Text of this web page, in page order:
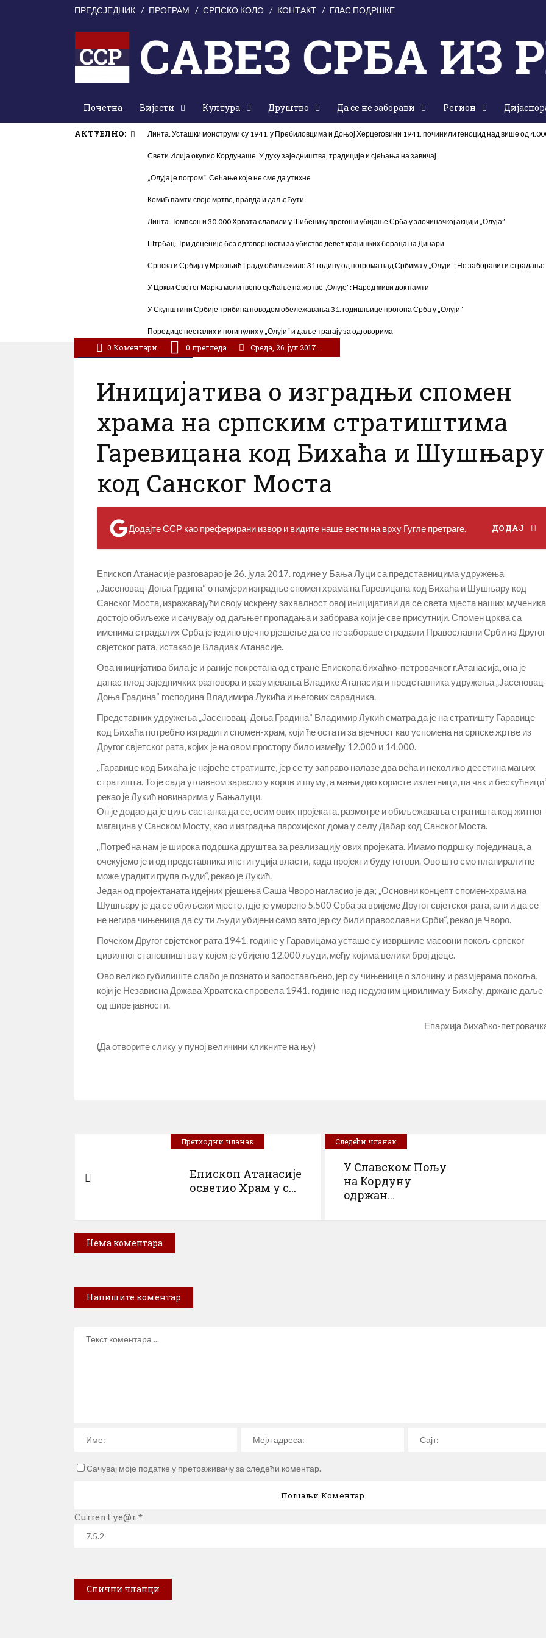
ПРЕДСЈЕДНИК ПРОГРАМ СРПСКО КОЛО КОНТАКТ ГЛАС ПОДРШКЕ
Почетна Вијести Култура Друштво Да се не заборави Регион
АКТУЕЛНО: Линта: Усташки монструми су 1941. у Пребиловцима и Доњој Херцеговини 1941. починили геноцид над више од
Свети Илија окупио Кордунаше: У духу заједништва, традиције и сјећања на завичај
„Олуја је погром“: Сећање које не сме да утихне
Комић памти своје мртве, правда и даље ћути
Линта: Томпсон и 30.000 Хрвата славили у Шибенику прогон и убијање Срба у злочиначкој акцији „Олуја”
Штрбац: Три деценије без одговорности за убиство девет крајишких бораца на Динари
Српска и Србија у Мркоњић Граду обиљежиле 31 годину од погрома над Србима у „Олуји“; Не заборавити страдање
У Цркви Светог Марка молитвено сјећање на жртве „Олује“: Народ живи док памти
У Скупштини Србије трибина поводом обележавања 31. годишњице прогона Срба у „Олуји“
Породице несталих и погинулих у „Олуји“ и даље трагају за одговорима
Регион /Република Српска
0 Коментари 0 прегледа Cреда, 26. јул 2017.
Иницијатива о изградњи спомен
храма на српским стратиштима
Гаревицана код Бихаћа и Шушњару
код Санског Моста
Додајте ССР као преферирани извор и видите наше вести на врху Гугле претраге. ДОДАЈ
Епископ Атанасије разговарао је 26. јула 2017. године у Бања Луци са представницима удружења
„Јасеновац-Доња Грдина“ о намјери изградње спомен храма на Гаревицана код Бихаћа и Шушњару код
Санског Моста, изражавајући своју искрену захвалност овој иницијативи да се света мјеста наших мученика
достојо обиљеже и сачувају од даљњег пропадања и заборава који је све присутнији. Спомен црква са
именима страдалих Срба је једино вјечно рјешење да се не забораве страдали Православни Срби из Другог
свјетског рата, истакао је Владиак Атанасије.
Ова иницијатива била је и раније покретана од стране Епископа бихаћко-петровачког г.Атанасија, она је
данас плод заједничких разговора и разумјевања Владике Атанасија и представника удружења
Доња Градина“ господина Владимира Лукића и његових сарадника.
Представник удружења „Јасеновац-Доња Градина“ Владимир Лукић сматра да је на стратишту Гаравице
код Бихаћа потребно изградити спомен-храм, који ће остати за вјечност као успомена на српске жртве из
Другог свјетског рата, којих је на овом простору било између 12.000 и 14.000.
„Гаравице код Бихаћа је највеће стратиште, јер се ту заправо налазе два већа и неколико десетина мањих
стратишта. То је сада углавном зарасло у коров и шуму, а мањи дио користе излетници, па чак и
рекао је Лукић новинарима у Бањалуци.
Он је додао да је циљ састанка да се, осим ових пројеката, размотре и обиљежавања стратишта код житног
магацина у Санском Мосту, као и изградња парохијског дома у селу Дабар код Санског Моста.
„Потребна нам је широка подршка друштва за реализацију ових пројеката. Имамо подршку појединаца, а
очекујемо је и од представника институција власти, када пројекти буду готови. Ово што смо планирали не
може урадити група људи“, рекао је Лукић.
Један од пројектаната идејних рјешења Саша Чворо нагласио је да; „Основни концепт спомен-храма на
Шушњару је да се обиљежи мјесто, гдје је уморено 5.500 Срба за вријеме Другог свјетског рата, али и да се
не негира чињеница да су ти људи убијени само зато јер су били православни Срби“, рекао је Чворо.
Почеком Другог свјетског рата 1941. године у Гаравицама усташе су извршиле масовни покољ српског
цивилног становништва у којем је убијено 12.000 људи, међу којима велики број дјеце.
Ово велико губилиште слабо је познато и запостављено, јер су чињенице о злочину и размјерама покоља,
који је Независна Држава Хрватска спровела 1941. године над недужним цивилима у Бихаћу, држане даље
од шире јавности.
Епархија бихаћко-
(Да отворите слику у пуној величини кликните на њу)
Претходни чланак
Епископ Атанасије
осветио Храм у с...
Следећи чланак
У Славском Пољу
на Кордуну
одржан...
Нема коментара
Напишите коментар
Сачувај моје податке у претраживачу за следећи коментар.
Current ye@r *
Слични чланци